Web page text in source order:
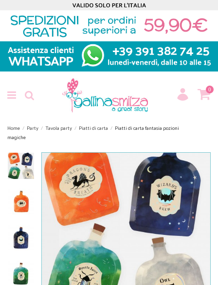
0
Home Party Tavola party Piatti di carta
Piatti di carta fantasia pozioni
magiche